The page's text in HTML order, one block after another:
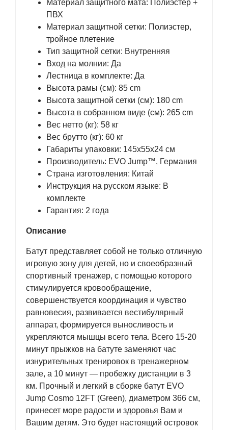
Материал защитного мата: Полиэстер +
ПВХ
Материал защитной сетки: Полиэстер,
тройное плетение
Тип защитной сетки: Внутренняя
Вход на молнии: Да
Лестница в комплекте: Да
Высота рамы (см): 85 cm
Высота защитной сетки (см): 180 cm
Высота в собранном виде (см): 265 cm
Вес нетто (кг): 58 кг
Вес брутто (кг): 60 кг
Габариты упаковки: 145х55х24 см
Производитель: EVO Jump™, Германия
Страна изготовления: Китай
Инструкция на русском языке: В
комплекте
Гарантия: 2 года
Описание
Батут представляет собой не только отличную
игровую зону для детей, но и своеобразный
спортивный тренажер, с помощью которого
стимулируется кровообращение,
совершенствуется координация и чувство
равновесия, развивается вестибулярный
аппарат, формируется выносливость и
укрепляются мышцы всего тела. Всего 15-20
минут прыжков на батуте заменяют час
изнурительных тренировок в тренажерном
зале, а 10 минут — пробежку дистанции в 3
км. Прочный и легкий в сборке батут EVO
Jump Cosmo 12FT (Green), диаметром 366 см,
принесет море радости и здоровья Вам и
Вашим детям. Это будет настоящий островок